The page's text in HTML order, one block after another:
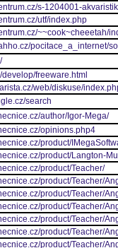
s-1204001-
utf/index.php
~~cook~cheeetah/
pocitace_a_internet/
develop/freeware.html
web/diskuse/
search
author/Igor-Mega/
opinions.php4
product/
product/Langton-
product/Teacher/
product/Teacher/
product/Teacher/
product/Teacher/
product/Teacher/
product/Teacher/
product/Teacher/